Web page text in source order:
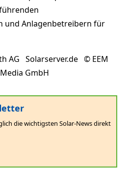
und Anlagenbetreibern für
AG Solarserver.de © EEM
GmbH
die wichtigsten Solar-News direkt